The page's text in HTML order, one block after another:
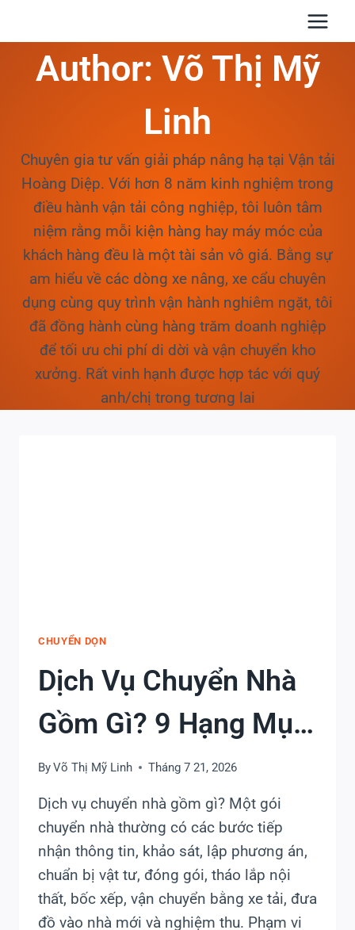
contentAuthor: Võ Thị Mỹ
Linh
Chuyên gia tư vấn giải pháp nâng hạ tại Vận tải
Hoàng Diệp. Với hơn 8 năm kinh nghiệm trong
điều hành vận tải công nghiệp, tôi luôn tâm
niệm rằng mỗi kiện hàng hay máy móc của
khách hàng đều là một tài sản vô giá. Bằng sự
am hiểu về các dòng xe nâng, xe cẩu chuyên
dụng cùng quy trình vận hành nghiêm ngặt, tôi
đã đồng hành cùng hàng trăm doanh nghiệp
để tối ưu chi phí di dời và vận chuyển kho
xưởng. Rất vinh hạnh được hợp tác với quý
anh/chị trong tương lai
CHUYỂN DỌN
Dịch Vụ Chuyển Nhà
Gồm Gì? 9 Hạng Mục
Cần Biết
ByVõ Thị Mỹ Linh Tháng 7 21, 2026
Dịch vụ chuyển nhà gồm gì? Một gói
chuyển nhà thường có các bước tiếp
nhận thông tin, khảo sát, lập phương án,
chuẩn bị vật tư, đóng gói, tháo lắp nội
thất, bốc xếp, vận chuyển bằng xe tải, đưa
đồ vào nhà mới và nghiệm thu. Phạm vi